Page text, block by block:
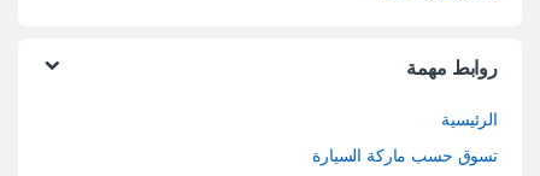
روابط مهمة
الرئيسية
تسوق حسب ماركة السيارة